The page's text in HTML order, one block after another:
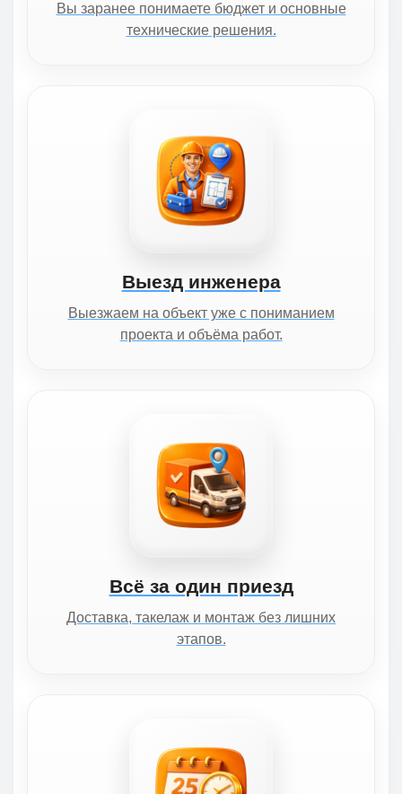
Вы заранее понимаете бюджет и основные
технические решения.
Выезд инженера
Выезжаем на объект уже с пониманием
проекта и объёма работ.
Всё за один приезд
Доставка, такелаж и монтаж без лишних
этапов.